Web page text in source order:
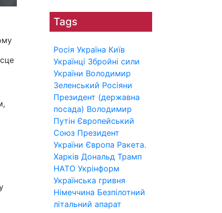
Tags
Росія Україна Київ
Українці Збройні сили
України Володимир
Зеленський Росіяни
Президент (державна
посада) Володимир
Путін Європейський
Союз Президент
України Європа Ракета.
Харків Дональд Трамп
НАТО Укрінформ
Українська гривня
Німеччина Безпілотний
літальний апарат